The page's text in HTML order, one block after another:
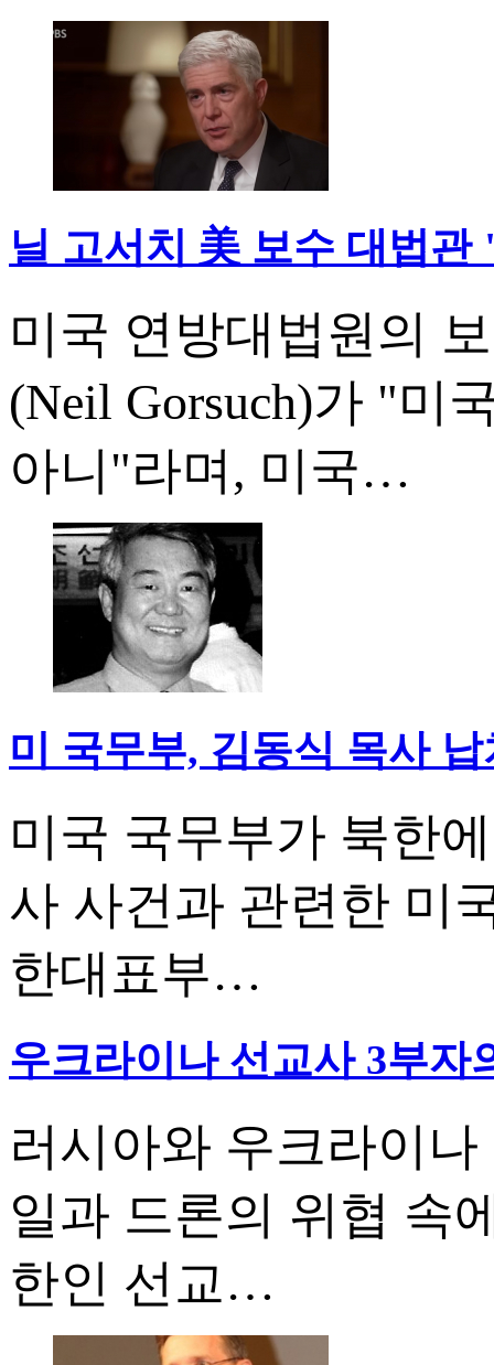
닐 고서치 美 보수 대법
미국 연방대법원의
(Neil Gorsuch)가 "미
아니"라며, 미국…
미 국무부, 김동식 목사
미국 국무부가 북한
사 사건과 관련한 미
한대표부…
우크라이나 선교사 3부
러시아와 우크라이
일과 드론의 위협 속
한인 선교…